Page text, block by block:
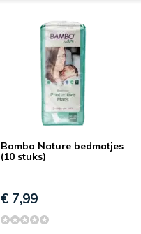
Bambo Nature bedmatjes
(10 stuks)
€ 7,99